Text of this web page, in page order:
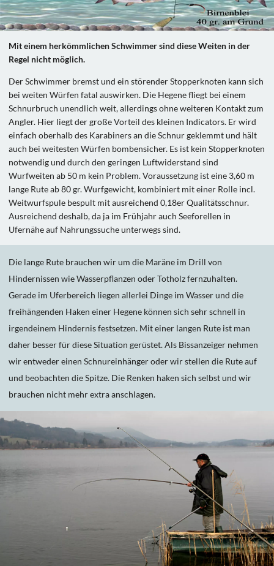
Mit einem herkömmlichen Schwimmer sind diese Weiten in der
Regel nicht möglich.
Der Schwimmer bremst und ein störender Stopperknoten kann sich
bei weiten Würfen fatal auswirken. Die Hegene fliegt bei einem
Schnurbruch unendlich weit, allerdings ohne weiteren Kontakt zum
Angler. Hier liegt der große Vorteil des kleinen Indicators. Er wird
einfach oberhalb des Karabiners an die Schnur geklemmt und hält
auch bei weitesten Würfen bombensicher. Es ist kein Stopperknoten
notwendig und durch den geringen Luftwiderstand sind
Wurfweiten ab 50 m kein Problem. Voraussetzung ist eine 3,60 m
lange Rute ab 80 gr. Wurfgewicht, kombiniert mit einer Rolle incl.
Weitwurfspule bespult mit ausreichend 0,18er Qualitätsschnur.
Ausreichend deshalb, da ja im Frühjahr auch Seeforellen in
Ufernähe auf Nahrungssuche unterwegs sind.
Die lange Rute brauchen wir um die Maräne im Drill von
Hindernissen wie Wasserpflanzen oder Totholz fernzuhalten.
Gerade im Uferbereich liegen allerlei Dinge im Wasser und die
freihängenden Haken einer Hegene können sich sehr schnell in
irgendeinem Hindernis festsetzen. Mit einer langen Rute ist man
daher besser für diese Situation gerüstet. Als Bissanzeiger nehmen
wir entweder einen Schnureinhänger oder wir stellen die Rute auf
und beobachten die Spitze. Die Renken haken sich selbst und wir
brauchen nicht mehr extra anschlagen.